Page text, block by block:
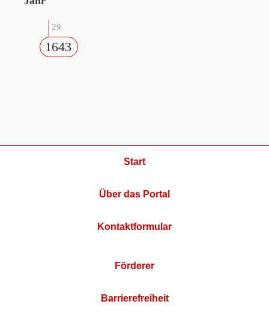
29
1643
Start
Über das Portal
Kontaktformular
Förderer
Barrierefreiheit